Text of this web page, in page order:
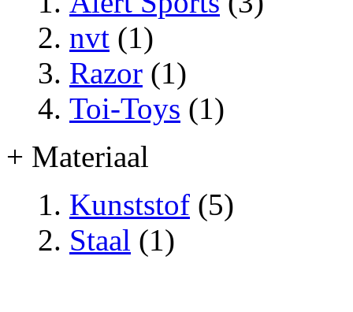
nvt (1)
Razor (1)
Toi-Toys (1)
+ Materiaal
Kunststof (5)
Staal (1)